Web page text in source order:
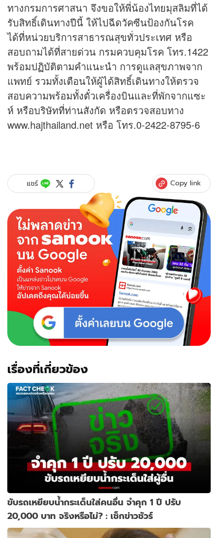
ทางกรมการศาสนา จึงขอให้พี่น้องไทยมุสลิมที่ได้
รับสิทธิ์เดินทางปีนี้ ให้ไปฉีดวัคซีนป้องกันโรค
ได้ที่หน่วยบริการสาธารณสุขทั่วประเทศ หรือ
สอบถามได้ที่สายด่วน กรมควบคุมโรค โทร.1422
พร้อมปฏิบัติตามคำแนะนำ การดูแลสุขภาพจาก
แพทย์ รวมทั้งเตือนให้ผู้ได้สิทธิ์เดินทางให้ตรวจ
สอบความพร้อมทั้งตั๋วเครื่องบินและที่พักจากแซะ
ห์ หรือบริษัทที่ท่านสังกัด หรือตรวจสอบทาง
www.hajthailand.net หรือ โทร.0-2422-8795-6
แชร์ Copy link
เรื่องที่เกี่ยวข้อง
ขับรถเหยียบน้ำกระเด็นใส่คนอื่น จำคุก 1 ปี ปรับ
20,000 บาท จริงหรือไม่? : เช็กข่าวชัวร์